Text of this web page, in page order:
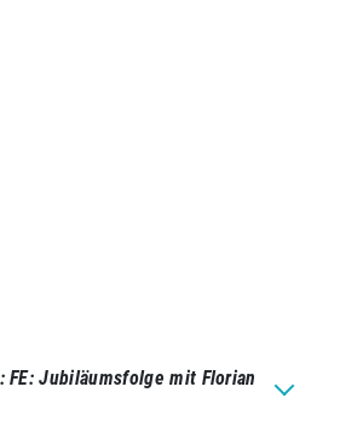
FE: Jubiläumsfolge mit Florian